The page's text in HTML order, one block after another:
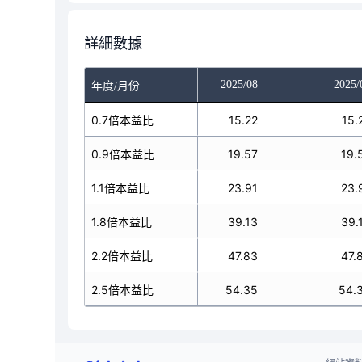
詳細數據
年度/月份
2025/07 2025/08 2025/
0.7倍本益比
0.9倍本益比
1.1倍本益比
1.8倍本益比
2.2倍本益比
2.5倍本益比
15.22 15.22
19.57 19.57
23.91 23.91
39.13 39.13
47.83 47.83
54.35 54.35